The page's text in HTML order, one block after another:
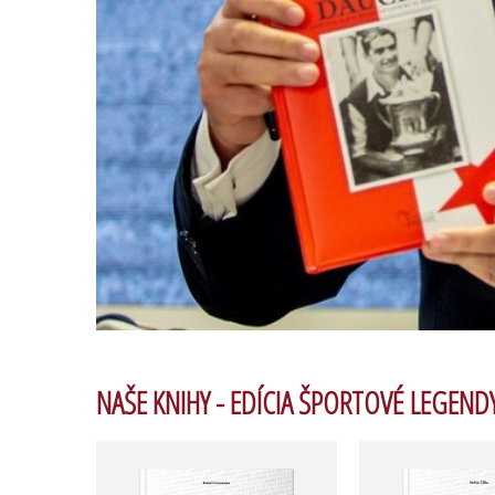
NAŠE KNIHY - EDÍCIA ŠPORTOVÉ